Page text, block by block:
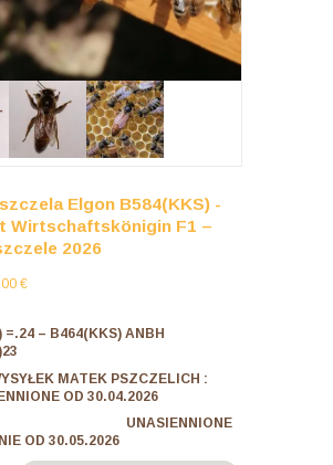
Elgon B584(KKS) -
Wirtschaftskönigin F1 –
2026
€Zakres
od
do
27,00 €
=.24 – B464(KKS) ANBH
MATEK PSZCZELICH :
OD 30.04.2026
OD 30.05.2026